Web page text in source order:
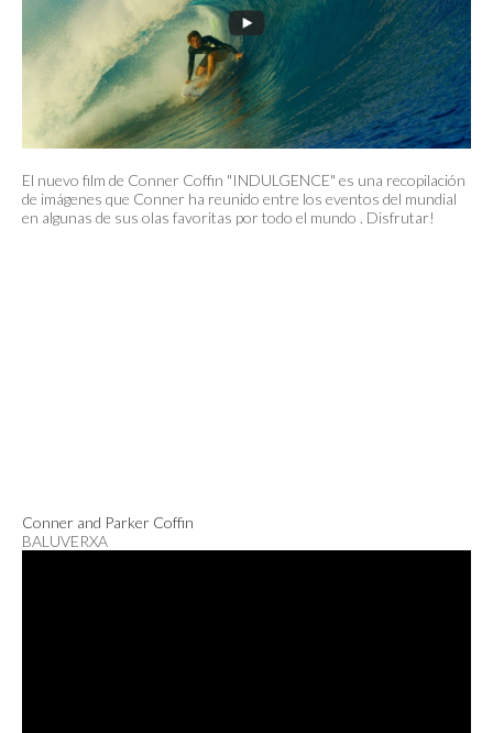
El nuevo film de Conner Coffin "INDULGENCE" es una recopilación
de imágenes que Conner ha reunido entre los eventos del mundial
en algunas de sus olas favoritas por todo el mundo . Disfrutar!
Conner and Parker Coffin
BALUVERXA